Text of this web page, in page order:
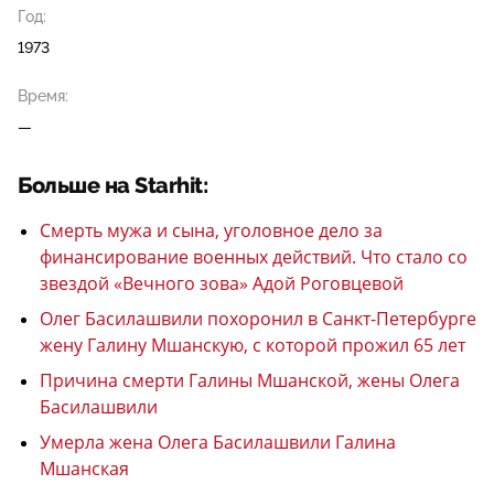
Год:
1973
Время:
—
Больше на Starhit:
Смерть мужа и сына, уголовное дело за
финансирование военных действий. Что стало со
звездой «Вечного зова» Адой Роговцевой
Олег Басилашвили похоронил в Санкт-Петербурге
жену Галину Мшанскую, с которой прожил 65 лет
Причина смерти Галины Мшанской, жены Олега
Басилашвили
Умерла жена Олега Басилашвили Галина
Мшанская